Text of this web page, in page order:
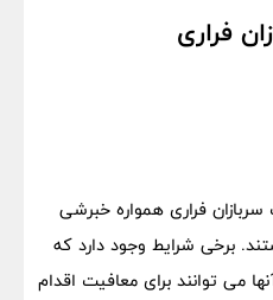
فراری
فراری همواره خبرشی
برخی شرایط وجود دارد که
می توانند برای معافیت اقدام